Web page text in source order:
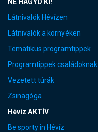
Látnivalók Hévízen
Látnivalók a környéken
Tematikus programtippek
Programtippek családoknak
Vezetett túrák
Zsinagóga
Hévíz AKTÍV
Be sporty in Hévíz